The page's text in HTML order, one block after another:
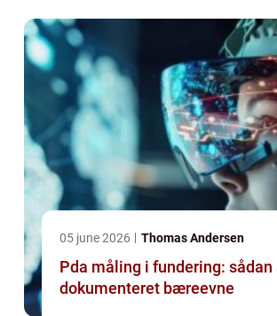
05 june 2026 Thomas Andersen
Pda måling i fundering: sådan
dokumenteret bæreevne